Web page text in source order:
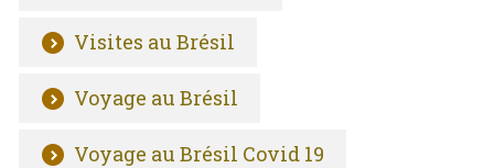
Visites au Brésil
Voyage au Brésil
Voyage au Brésil Covid 19